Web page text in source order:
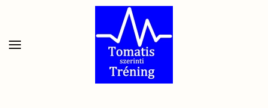
Skip to main content